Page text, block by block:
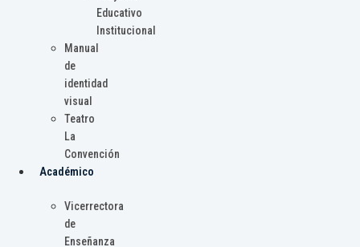
Educativo
Institucional
Manual
de
identidad
visual
Teatro
La
Convención
Académico
Vicerrectora
de
Enseñanza